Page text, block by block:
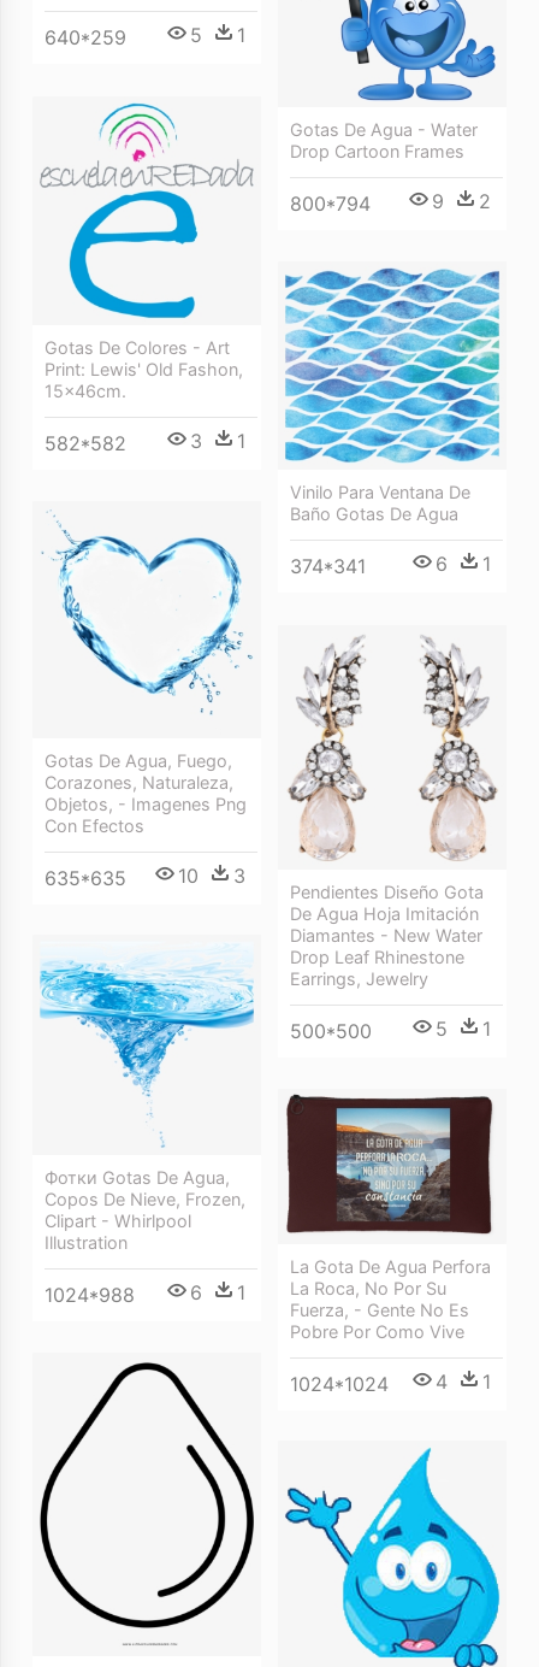
640*259 5 1
Gotas De Agua - Water
Drop Cartoon Frames
800*794 9 2
Gotas De Colores - Art
Print: Lewis' Old Fashon,
15x46cm.
582*582 3 1
Vinilo Para Ventana De
Baño Gotas De Agua
374*341 6 1
Gotas De Agua, Fuego,
Corazones, Naturaleza,
Objetos, - Imagenes Png
Con Efectos
635*635 10 3
Pendientes Diseño Gota
De Agua Hoja Imitación
Diamantes - New Water
Drop Leaf Rhinestone
Earrings, Jewelry
500*500 5 1
Фотки Gotas De Agua,
Copos De Nieve, Frozen,
Clipart - Whirlpool
Illustration
1024*988 6 1
La Gota De Agua Perfora
La Roca, No Por Su
Fuerza, - Gente No Es
Pobre Por Como Vive
1024*1024 4 1